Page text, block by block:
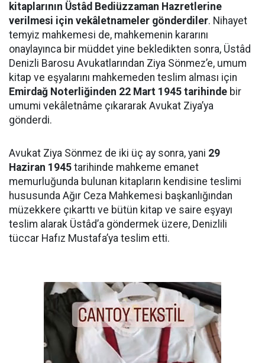
kitaplarının Üstâd Bediüzzaman Hazretlerine
verilmesi için vekâletnameler gönderdiler. Nihayet
temyiz mahkemesi de, mahkemenin kararını
onaylayınca bir müddet yine bekledikten sonra, Üstâd
Denizli Barosu Avukatlarından Ziya Sönmez’e, umum
kitap ve eşyalarını mahkemeden teslim alması için
Emirdağ Noterliğinden 22 Mart 1945 tarihinde bir
umumi vekâletnâme çıkararak Avukat Ziya’ya
gönderdi.
Avukat Ziya Sönmez de iki üç ay sonra, yani 29
Haziran 1945 tarihinde mahkeme emanet
memurluğunda bulunan kitapların kendisine teslimi
hususunda Ağır Ceza Mahkemesi başkanlığından
müzekkere çıkarttı ve bütün kitap ve saire eşyayı
teslim alarak Üstâd’a göndermek üzere, Denizlili
tüccar Hafız Mustafa’ya teslim etti.